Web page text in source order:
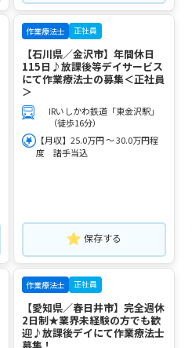
作業療法士 正社員
【石川県／金沢市】年間休日
115日♪放課後等デイサービス
にて作業療法士の募集＜正社員
＞
IRいしかわ鉄道「東金沢駅」
（徒歩16分）
【月収】25.0万円 ～ 30.0万円程
度 諸手当込
保存する
作業療法士 正社員
【愛知県／春日井市】完全週休
2日制★業界未経験の方でも歓
迎♪放課後デイにて作業療法士